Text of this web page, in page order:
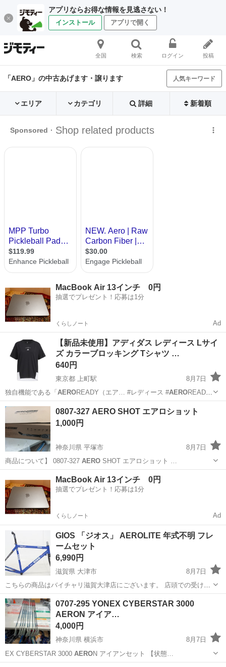
アプリならお得な情報を見逃さない！
インストール アプリで開く
全国 検索 ログイン 投稿
「AERO」の中古あげます・譲ります 人気キーワード
エリア カテゴリ 詳細 新着順
MacBook Air 13インチ 0円
抽選でプレゼント！応募は1分
くらしノート Ad
【新品未使用】アディダス レディース Lサイ
ズ カラーブロッキング Tシャツ …
640円
東京都 上町駅
8月7日
独自機能である「 AEROREADY（エア… #レディース #AEROREADY
#カ…
東京 世田谷区
0807-327 AERO SHOT エアロショット
1,000円
神奈川県 平塚市
8月7日
商品について】 0807-327 AERO SHOT エアロショット …
MacBook Air 13インチ 0円
抽選でプレゼント！応募は1分
くらしノート Ad
GIOS 「ジオス」 AEROLITE 年式不明 フレ
ームセット
6,990円
滋賀県 大津市
8月7日
こちらの商品はバイチャリ滋賀大津店にございます。 店頭での受け渡
し、ご決済のみとなっておりますので宜しくお願い致します。 店頭支
払い方法各種取り扱っております。 値引き等に関する問い合わせには
一切応じておりませんのでご...
滋賀 大津市
0707-295 YONEX CYBERSTAR 3000
AERON アイア…
4,000円
神奈川県 横浜市
8月7日
EX CYBERSTAR 3000 AERO N アイアンセット 【状態…